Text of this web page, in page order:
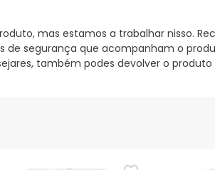
mas estamos a trabalhar nisso.
segurança que acompanham o
também podes devolver o produto